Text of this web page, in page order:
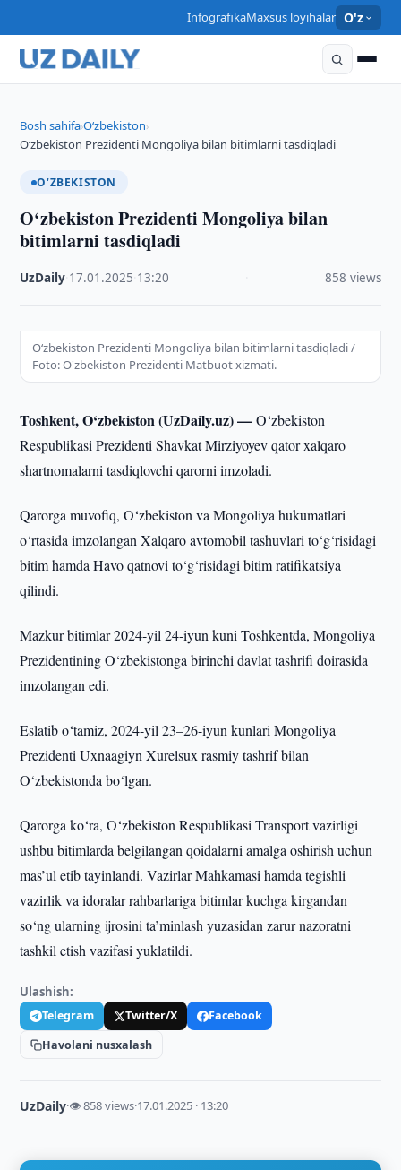
InfografikaMaxsus loyihalar O'z
Bosh sahifa›O‘zbekiston›
O‘zbekiston Prezidenti Mongoliya bilan bitimlarni tasdiqladi
O‘ZBEKISTON
O‘zbekiston Prezidenti Mongoliya bilan
bitimlarni tasdiqladi
UzDaily 17.01.2025 13:20 858 views
O‘zbekiston Prezidenti Mongoliya bilan bitimlarni tasdiqladi /
Foto: O'zbekiston Prezidenti Matbuot xizmati.
Toshkent, O‘zbekiston (UzDaily.uz) —O‘zbekiston
Respublikasi Prezidenti Shavkat Mirziyoyev qator xalqaro
shartnomalarni tasdiqlovchi qarorni imzoladi.
Qarorga muvofiq, O‘zbekiston va Mongoliya hukumatlari
o‘rtasida imzolangan Xalqaro avtomobil tashuvlari to‘g‘risidagi
bitim hamda Havo qatnovi to‘g‘risidagi bitim ratifikatsiya
qilindi.
Mazkur bitimlar 2024-yil 24-iyun kuni Toshkentda, Mongoliya
Prezidentining O‘zbekistonga birinchi davlat tashrifi doirasida
imzolangan edi.
Eslatib o‘tamiz, 2024-yil 23–26-iyun kunlari Mongoliya
Prezidenti Uxnaagiyn Xurelsux rasmiy tashrif bilan
O‘zbekistonda bo‘lgan.
Qarorga ko‘ra, O‘zbekiston Respublikasi Transport vazirligi
ushbu bitimlarda belgilangan qoidalarni amalga oshirish uchun
mas’ul etib tayinlandi. Vazirlar Mahkamasi hamda tegishli
vazirlik va idoralar rahbarlariga bitimlar kuchga kirgandan
so‘ng ularning ijrosini ta’minlash yuzasidan zarur nazoratni
tashkil etish vazifasi yuklatildi.
Ulashish:
Telegram Twitter/X
Facebook
Havolani nusxalash
UzDaily·👁 858 views·17.01.2025 · 13:20